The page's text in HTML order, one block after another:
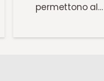
permettono al…